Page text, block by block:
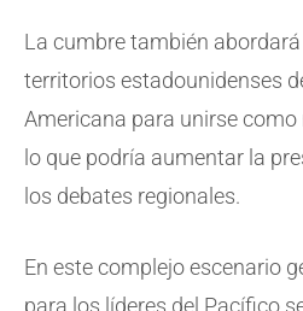
La cumbre también
territorios estadounidenses
Americana para unirse
lo que podría aumentar la
los debates regionales.
En este complejo escenario
para los líderes del Pacífico